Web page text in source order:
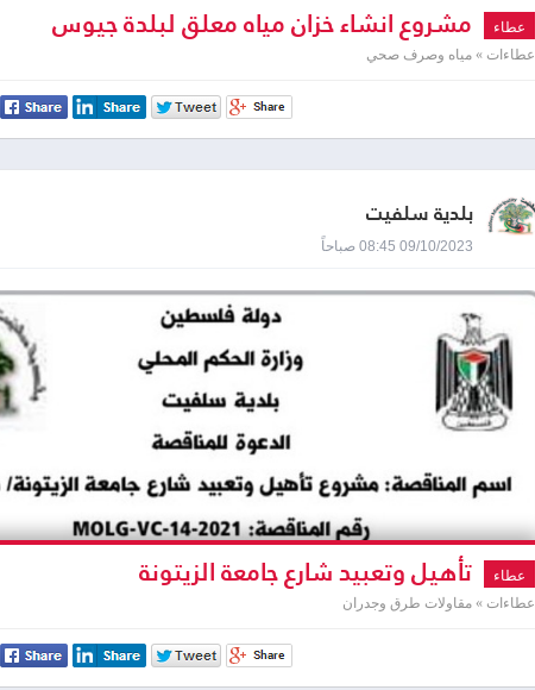
عطاء مشروع انشاء خزان مياه معلق لبلدة جيوس
عطاءات » مياه وصرف صحي
بلدية سلفيت
09/10/2023 08:45 صباحاً
عطاء تأهيل وتعبيد شارع جامعة الزيتونة
عطاءات » مقاولات طرق وجدران